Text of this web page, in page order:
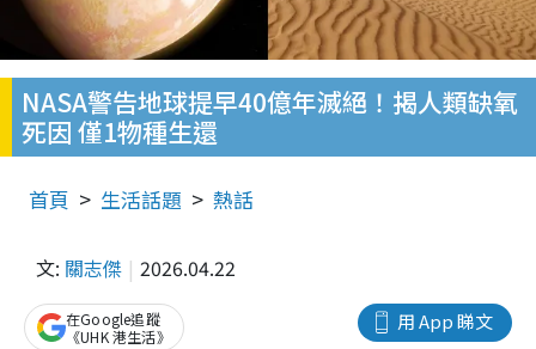
NASA警告地球提早40億年滅絕！揭人類缺氧
死因 僅1物種生還
首頁 生活話題 熱話
文: 關志傑 2026.04.22
用 App 睇文
在Google追蹤
《UHK 港生活》